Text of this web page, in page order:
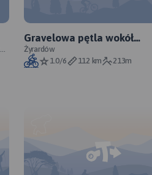
Gravelowa pętla wokół
Mszczonowa - wersja długa
Żyrardów
1.0/6
112 km 213m